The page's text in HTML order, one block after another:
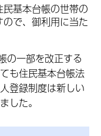
基本台帳の世帯の
で、御利用に当た
一部を改正する
も住民基本台帳法
登録制度は新しい
した。